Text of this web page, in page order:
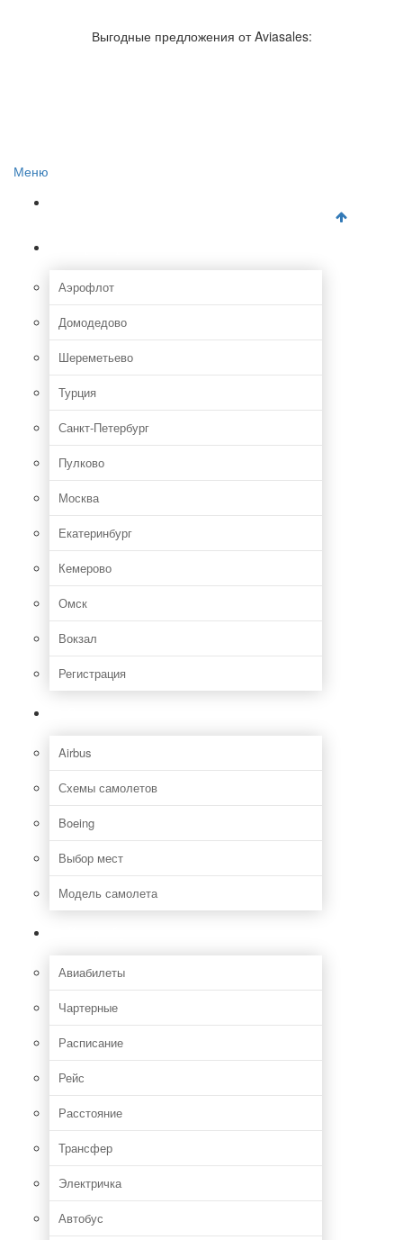
Отзывы об авиакомпаниях
Отзывы об аэропортах
Выгодные предложения от Aviasales:
Меню
Аэрофлот
Домодедово
Шереметьево
Турция
Санкт-Петербург
Пулково
Москва
Екатеринбург
Кемерово
Омск
Вокзал
Регистрация
Airbus
Схемы самолетов
Boeing
Выбор мест
Модель самолета
Авиабилеты
Чартерные
Расписание
Рейс
Расстояние
Трансфер
Электричка
Автобус